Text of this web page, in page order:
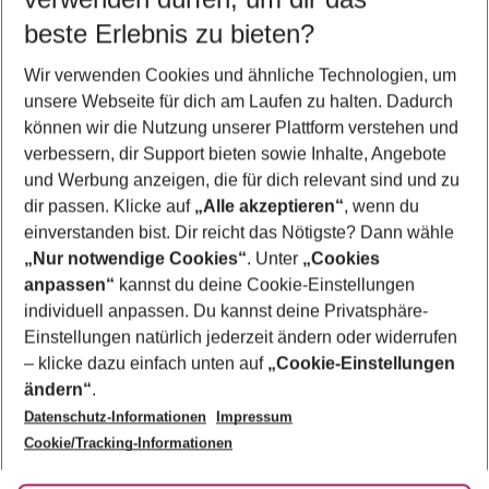
5-8 Nächte
2 Erwachsene Keine Kinder
Mehr Filter anzeigen
Footer
Footer navigation
Über uns
AGB
Bestpreisgarantie
Cookie-Einstellungen ändern
Cookie-Richtlinie
Agenturbetreuung
Barrierefreies Reisen
Folge uns
beste Erlebnis zu bieten?
Wir verwenden Cookies und ähnliche Technologien, um
unsere Webseite für dich am Laufen zu halten. Dadurch
können wir die Nutzung unserer Plattform verstehen und
verbessern, dir Support bieten sowie Inhalte, Angebote
und Werbung anzeigen, die für dich relevant sind und zu
dir passen. Klicke auf „Alle akzeptieren“, wenn du
einverstanden bist. Dir reicht das Nötigste? Dann wähle
„Nur notwendige Cookies“. Unter „Cookies
anpassen“ kannst du deine Cookie-Einstellungen
individuell anpassen. Du kannst deine Privatsphäre-
Einstellungen natürlich jederzeit ändern oder widerrufen
– klicke dazu einfach unten auf „Cookie-Einstellungen
ändern“.
Datenschutz-Informationen
Impressum
Cookie/Tracking-Informationen